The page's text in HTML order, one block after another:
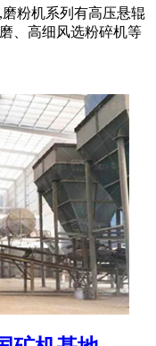
粉机系列有高压悬辊
、高细风选粉碎机等